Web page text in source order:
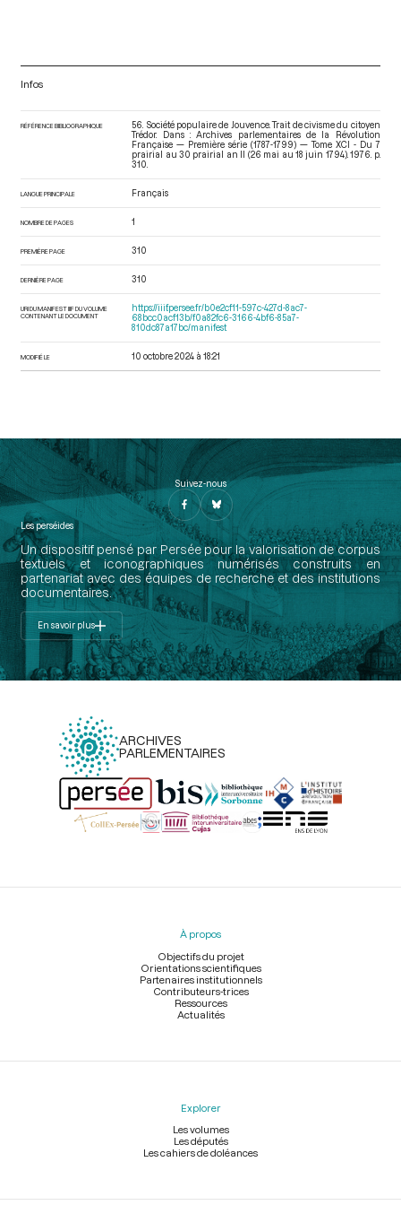
Infos
RÉFÉRENCE BIBLIOGRAPHIQUE
56. Société populaire de Jouvence. Trait de civisme du citoyen
Trédor. Dans : Archives parlementaires de la Révolution
Française — Première série (1787-1799) — Tome XCI - Du 7
prairial au 30 prairial an II (26 mai au 18 juin 1794). 1976. p.
310.
LANGUE PRINCIPALE Français
NOMBRE DE PAGES 1
PREMIÈRE PAGE 310
DERNIÈRE PAGE 310
URI DU MANIFEST IIIF DU VOLUME
CONTENANT LE DOCUMENT
https://iiif.persee.fr/b0e2cf11-597c-427d-8ac7-
68bcc0acf13b/f0a82fc6-3166-4bf6-85a7-
810dc87a17bc/manifest
MODIFIÉ LE 10 octobre 2024 à 18:21
Suivez-nous
Les perséides
Un dispositif pensé par Persée pour la valorisation de corpus
textuels et iconographiques numérisés construits en
partenariat avec des équipes de recherche et des institutions
documentaires.
En savoir plus
ARCHIVES
PARLEMENTAIRES
Menu
À propos
Objectifs du projet
Orientations scientifiques
Partenaires institutionnels
Contributeurs-trices
Ressources
Actualités
Explorer
Les volumes
Les députés
Les cahiers de doléances